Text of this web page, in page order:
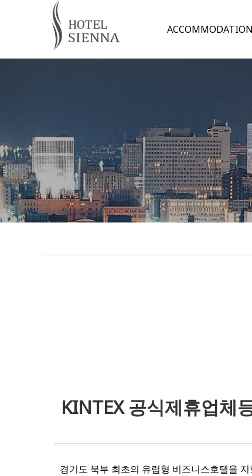
ACCOMMODATION
KINTEX 공식제휴업
경기도 북부 최초의 유럽형 비즈니스호텔을